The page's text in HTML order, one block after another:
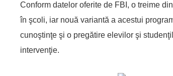
Conform datelor oferite de FBI, o treime
în şcoli, iar nouă variantă a acestui
cunoştinţe şi o pregătire elevilor şi
intervenţie.